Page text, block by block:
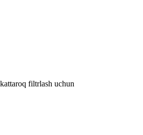
filtrlash uchun